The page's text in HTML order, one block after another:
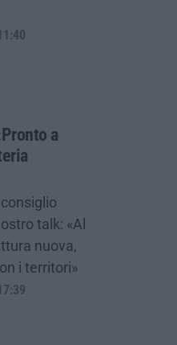
a
talk: «Al
nuova,
i territori»